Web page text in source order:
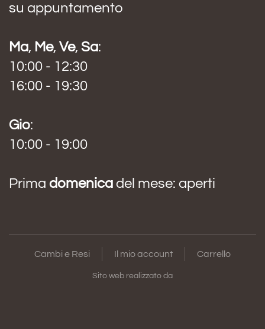
su appuntamento
Ma, Me, Ve, Sa:
10:00 - 12:30
16:00 - 19:30
Gio:
10:00 - 19:00
Prima domenica del mese: aperti
Cambi e Resi Il mio account Carrello
Sito web realizzato da